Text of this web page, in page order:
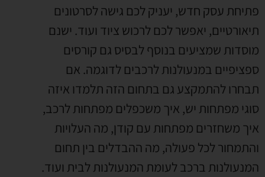
פתיחת עסק חדש, יעניק לכם גישה לסרטונים
תיאורטיים, יאפשר לכם לרכוש ציוד ועוד. ישנם
מוסדות שמציעים בנוסף לבסיס גם קורסים
ספציפיים במנעולנות לרכבים לדוגמה. אם
תבחרו להתמקצע גם בתחום הזה תלמדו איזה
סוגי מפתחות יש, איך משכפלים מפתחות לרכב,
איך משחזרים מפתחות עם קודן, מה העלויות
והתמחור לכל פעולה, מה ההבדלים בין תחום
המנעולנות ברכב לעומת המנעולנות לבית ועוד.